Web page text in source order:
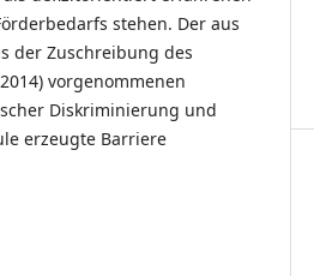
stehen. Der aus
der Zuschreibung des
vorgenommenen
Diskriminierung und
erzeugte Barriere